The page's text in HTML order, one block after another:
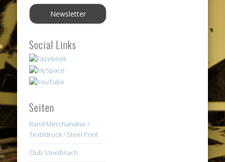
Social Links
Seiten
Band Merchandise /
Textildruck / Steel Print
Club Steelbruch